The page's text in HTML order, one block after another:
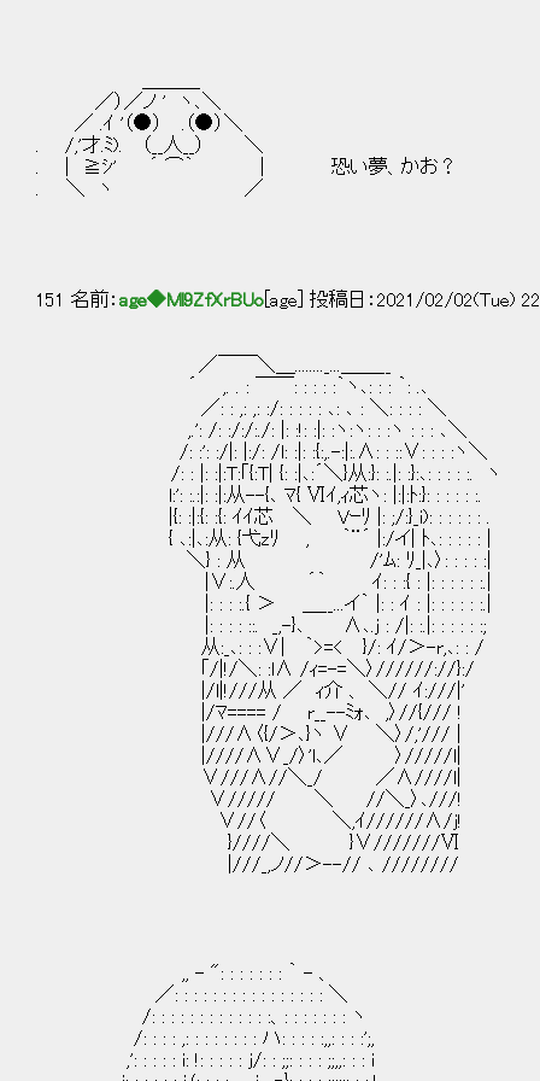
／）／ノ ' ヽ､＼
／ .ｲ '（●） .（●）＼
. /,'才.ﾐ). （__人__） ＼
. | ≧ｼ' ´ ⌒｀ | 恐い夢、かお？
. ＼ ヽ ／
151 名前： age◆Ml9ZfXrBUo [age] 投稿日：2021/02/02(Tue)
／￣￣＼＿........_...＿＿__
´ ,. . : ￣￣: : : : :｀ヽ､: : : ｀: .､
／: : ,: ,: :/: : : : : ､: ､ : ＼: : : : ＼
,.': /: :/:/:./: |: :!: :|: :ヽ:ヽ: : :ヽ : : : ､＼
/: :': :/|: |:/: /l: :|: :{:,.-:|:.∧: : ::∨: : : :ヽ＼
/: : |: :|:T:｢{:T| {: :|､:´＼}从:}: :.|: :}:､: : : : :. ヽ
l:': :.:|: :|:从--{､ ﾏ{ Ⅵｲ,ｨ芯ヽ: |:|:ﾄ:}: : : : : :.
|{: :|:{: :{: ｲｲ芯 ＼ Vｰﾘ |: ;/:}_i): : : : : : .
{ ､:|､:从: {弋zﾘ , ｀¨´ |:/イ| ﾄ､: : : : : |
＼} : 从 /'ﾑ: ﾘ_|､〉: : : : :|
|∨:.人 ´｀ ｲ: : :{ : |: : : : : :.|
|: : : :.{ ＞ ＿__...イ｀ |: : ｲ : |: : : : : :.|
|: : : : ::. _,-}､ ∧､.j : /|: :.|: : : : : :; なん
从:_､: : :∨| ｀>=< }/: ｲ/＞-r,､: : /
｢/|!/＼: :l∧ /ｨ=-=＼〉//////://}:/ お前がそ
|/l|!///从 ／ ｨ介 、 ＼// ｲ:///|'
|/ﾏ==== / r__--ﾐｫ､ ,〉//{/// !
|///∧〈{/＞､}ヽ ∨ ＼〉/,'/// |
|////∧∨_/〉'l､／ 〉/////l|
∨///∧//＼_/ ／∧////l|
∨///// ＼ //＼_〉､///!
∨//〈 ＼,ｲ//////∧/j!
}////＼ }∨///////Ⅵ
|///_,ノ//＞--// ､ ////////
,, - ": : : : : : : ｀ - 、
／: : : : : : : : : : : : : : : : ＼
/: : : : : : : : : : : : :、: : : : : : : ヽ
/: : : : ,: : : : : : : : ハ: : : : :,,: : : :';,
,': : : : : i: !: : : : : j/: : ;;: : : : ;;,,: : : i